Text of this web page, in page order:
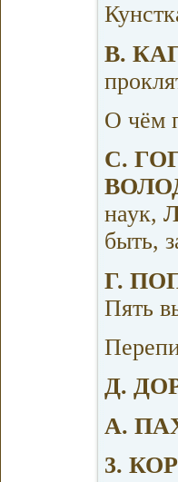
B.
О чём
C.
наук,
быть,
Г.
Пять
Д.
А.
3.